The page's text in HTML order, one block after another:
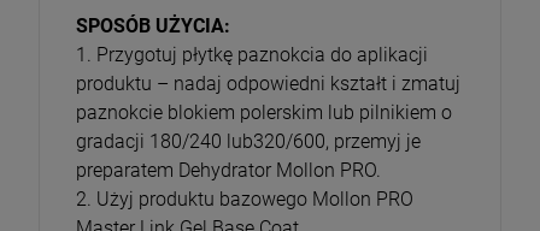
SPOSÓB UŻYCIA:
1. Przygotuj płytkę paznokcia do aplikacji
produktu – nadaj odpowiedni kształt i zmatuj
paznokcie blokiem polerskim lub pilnikiem o
gradacji 180/240 lub320/600, przemyj je
preparatem Dehydrator Mollon PRO.
2. Użyj produktu bazowego Mollon PRO